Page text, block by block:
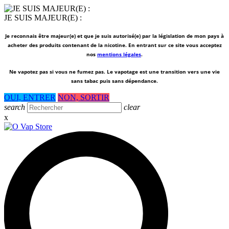
JE SUIS MAJEUR(E) :
Je reconnais être majeur(e) et que je suis autorisé(e) par la législation de mon pays à
acheter des produits contenant de la nicotine. En entrant sur ce site vous acceptez
nos mentions légales.
Ne vapotez pas si vous ne fumez pas. Le vapotage est une transition vers une vie
sans tabac puis sans dépendance.
OUI, ENTRER NON, SORTIR
search
clear
x